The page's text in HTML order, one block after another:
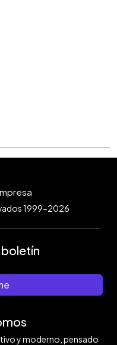
1999-2026
y moderno, pensado